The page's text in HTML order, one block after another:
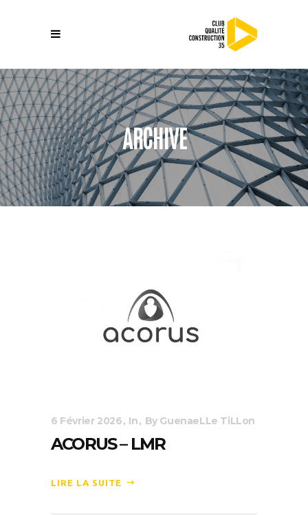
ARCHIVE
6 Février 2026 In By GuenaeLLe TiLLon
ACORUS – LMR
LIRE LA SUITE